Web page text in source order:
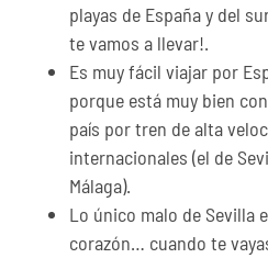
playas de España y del
te vamos a llevar!.
Es muy fácil viajar por
porque está muy bien
país por tren de alta
internacionales (el de
Málaga).
Lo único malo de Sevilla
corazón… cuando te